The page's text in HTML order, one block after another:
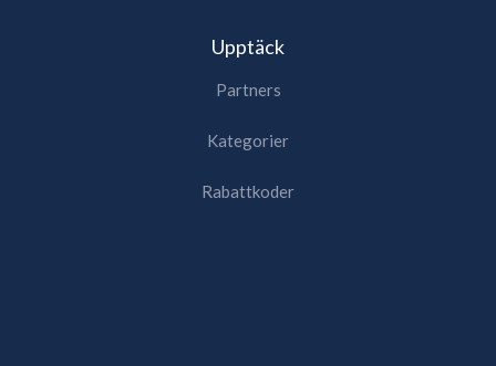
Upptäck
Partners
Kategorier
Rabattkoder